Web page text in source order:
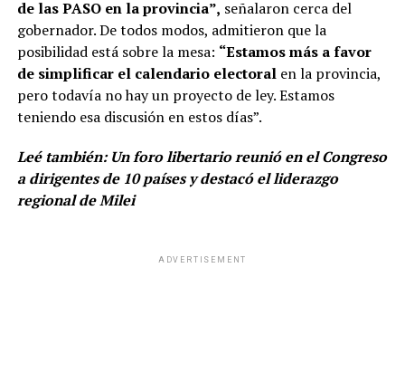
de las PASO en la provincia”, señalaron cerca del
gobernador. De todos modos, admitieron que la
posibilidad está sobre la mesa: “Estamos más a favor
de simplificar el calendario electoral en la provincia,
pero todavía no hay un proyecto de ley. Estamos
teniendo esa discusión en estos días”.
Leé también:Un foro libertario reunió en el Congreso
a dirigentes de 10 países y destacó el liderazgo
regional de Milei
ADVERTISEMENT